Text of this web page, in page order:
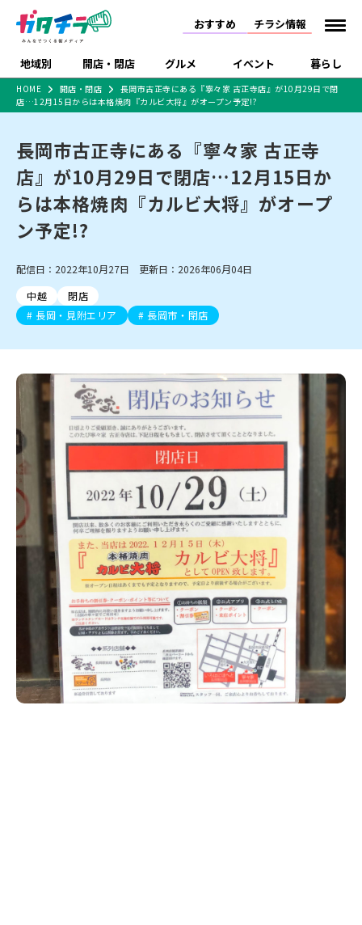
おすすめ チラシ情報
地域別 開店・閉店 グルメ イベント 暮らし
新潟市 下越
中越 上越
村上・関川
新発田・聖籠
胎内・粟島
三条・加茂・田上
五泉・阿賀野・阿賀
燕・弥彦
長岡・見附
小千谷・十日町・津南
魚沼・南魚沼・湯沢
柏崎・刈羽・出雲崎
上越・妙高・糸魚川
開店 閉店
リニューアル・移転 休業 開店まとめ
閉店まとめ
新潟市・開店
ラーメン 現地レポート
和食 洋食
パン・ベーカリー
タレカツ・豚カツ
デカ盛り・大盛り
旨辛・激辛
定食・町定食 海鮮・鮨
そば・うどん
日本酒・新潟清酒
ワイン・クラフトビール
ケーキ・パフェ
ビアガーデン・暑気払い
忘新年会・歓送迎会
体験・販売 祭り・伝統行事
趣味・展示会 ライブ・コンサート
にいがた酒の陣・新潟
施設・ショップ
住宅メーカー・工務
店
食品メーカー・県産
品
観光スポット
リラクゼーション・整体
スキー場
病院・クリニック
イオンモール
ラブラ万代・ラブラ2
リバーサイド千秋
パティオPATIO
特売セール インタビュー
特集・まとめ記事
セツコママ
開店まとめ
閉店まとめ 人気記事まとめ
ラーメンまとめ
食品スーパー・コンビ
戸建住宅・マンショ
ショッピングモール・
大型施設
ドラッグストア・ホーム
センター
インテリア・雑貨
外食・テイクアウト
官公庁・自治体
新潟市 チラシ
長岡・見附 チラシ
上越・妙高・糸魚川 チラシ
注目 チラシ
週末セール
火曜セール
オープン・リニューアルセール
周年祭・感謝祭セール
年末・初売りセール
HOME 開店・閉店
長岡市古正寺にある『寧々家 古正寺店』が10月29日で閉
店…12月15日からは本格焼肉『カルビ大将』がオープン予定!?
長岡市古正寺にある『寧々家 古正寺
店』が10月29日で閉店…12月15日か
らは本格焼肉『カルビ大将』がオープ
ン予定!?
配信日：2022年10月27日 更新日：2026年06月04日
中越
閉店
長岡・見附エリア
長岡市・閉店